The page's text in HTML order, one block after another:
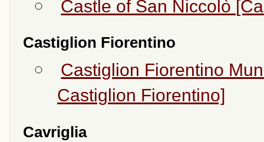
Castle of San Niccolò
Castiglion Fiorentino
Castiglion Fiorentino
Castiglion Fiorentino]
Cavriglia